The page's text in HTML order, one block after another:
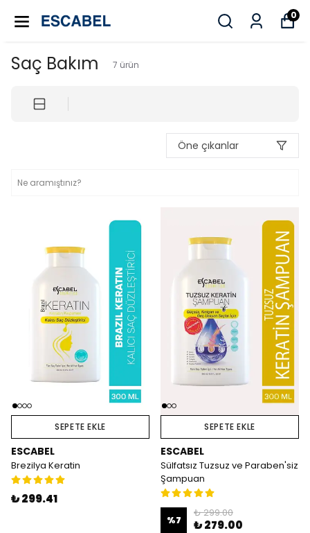
0
Saç Bakım 7 ürün
Öne çıkanlar
SEPETE EKLE
ESCABEL
Brezilya Keratin
₺ 299.41
SEPETE EKLE
ESCABEL
Sülfatsız Tuzsuz ve Paraben'siz
Şampuan
%7
₺ 299.00
₺ 279.00